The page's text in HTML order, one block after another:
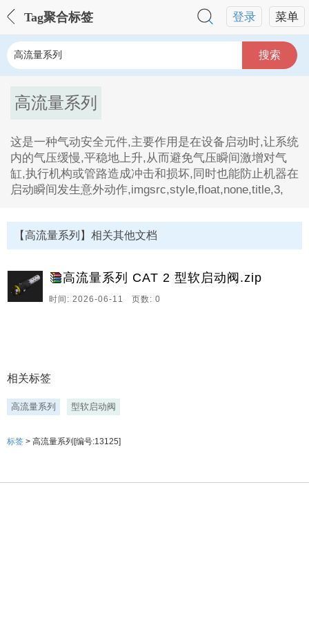
菜单
登录
Tag聚合标签
搜索
高流量系列
这是一种气动安全元件,主要作用是在设备启动时,让系统
内的气压缓慢,平稳地上升,从而避免气压瞬间激增对气
缸,执行机构或管路造成冲击和损坏,同时也能防止机器在
启动瞬间发生意外动作,imgsrc,style,float,none,title,3,
1、这是一种气动安全元件,主要作用是在设备启动时,让
系统内的气压缓慢,平稳地上升,从而避免气压瞬间激增对
气缸,执行机构或管路造成冲击和损坏,同时也能防止机器
在启动瞬间发生意外动
作,imgsrc,style,float,none,title,3。
【高流量系列】相关其他文档
高流量系列 CAT 2 型软启动阀.zip
时间: 2026-06-11 页数: 0
相关标签
高流量系列 型软启动阀
标签 > 高流量系列[编号:13125]